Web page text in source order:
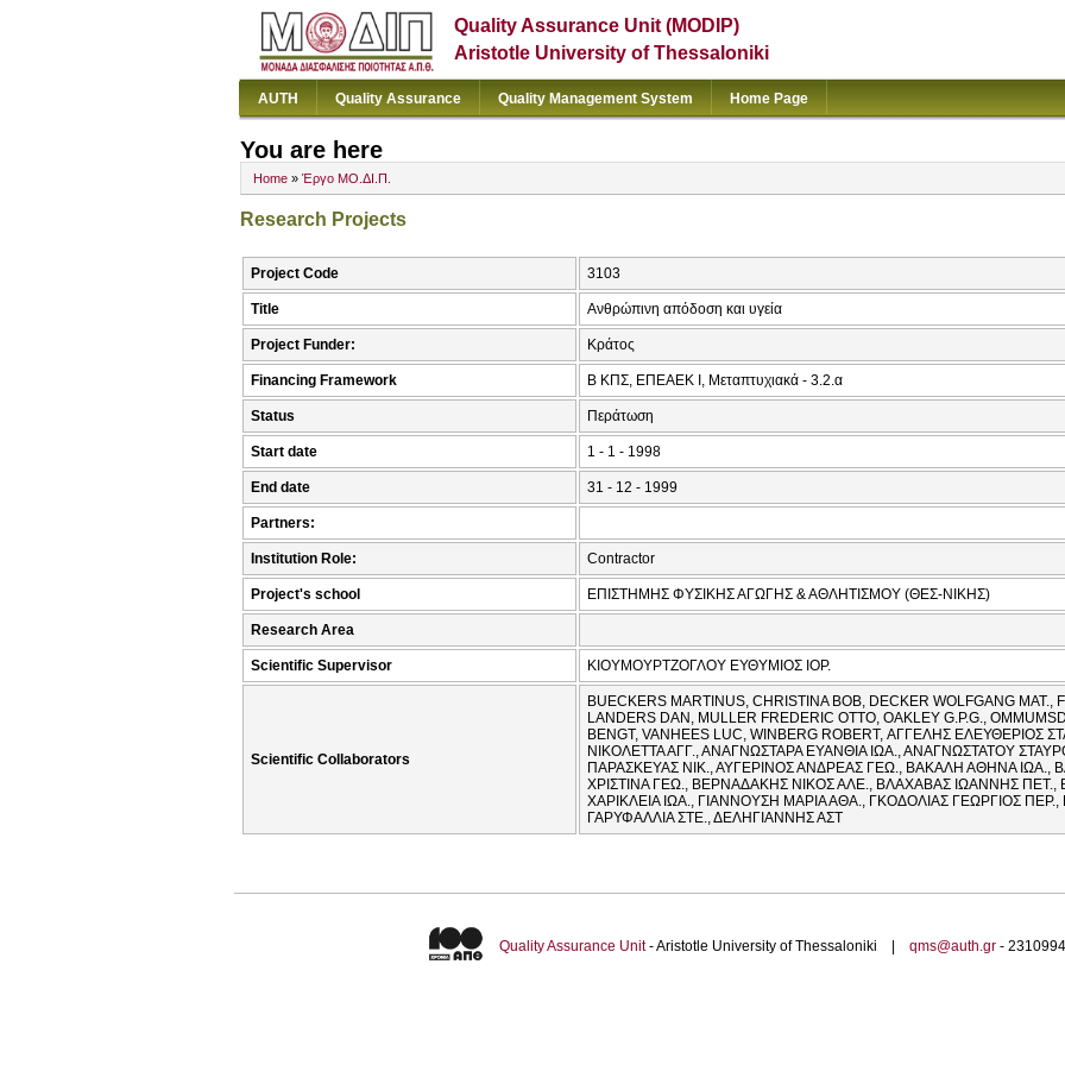
Quality Assurance Unit (MODIP)
Aristotle University of Thessaloniki
AUTH Quality Assurance Quality Management System Home Page
You are here
Home » Έργο ΜΟ.ΔΙ.Π.
Research Projects
Project Code 3103
Title Ανθρώπινη απόδοση και υγεία
Project Funder: Κράτος
Financing Framework Β ΚΠΣ, ΕΠΕΑΕΚ Ι, Μεταπτυχιακά - 3.2.α
Status Περάτωση
Start date 1 - 1 - 1998
End date 31 - 12 - 1999
Partners:
Institution Role: Contractor
Project's school ΕΠΙΣΤΗΜΗΣ ΦΥΣΙΚΗΣ ΑΓΩΓΗΣ & ΑΘΛΗΤΙΣΜΟΥ (ΘΕΣ-ΝΙΚΗΣ)
Research Area
Scientific Supervisor ΚΙΟΥΜΟΥΡΤΖΟΓΛΟΥ ΕΥΘΥΜΙΟΣ ΙΟΡ.
Scientific Collaborators
BUECKERS MARTINUS, CHRISTINA BOB, DECKER WOLFGANG MAT.,
LANDERS DAN, MULLER FREDERIC OTTO, OAKLEY G.P.G.,
BENGT, VANHEES LUC, WINBERG ROBERT, ΑΓΓΕΛΗΣ
ΝΙΚΟΛΕΤΤΑ ΑΓΓ., ΑΝΑΓΝΩΣΤΑΡΑ ΕΥΑΝΘΙΑ ΙΩΑ., ΑΝΑΓΝΩΣΤΑΤΟΥ
ΠΑΡΑΣΚΕΥΑΣ ΝΙΚ., ΑΥΓΕΡΙΝΟΣ ΑΝΔΡΕΑΣ ΓΕΩ., ΒΑΚΑΛΗ ΑΘΗΝΑ ΙΩΑ.,
ΧΡΙΣΤΙΝΑ ΓΕΩ., ΒΕΡΝΑΔΑΚΗΣ ΝΙΚΟΣ ΑΛΕ., ΒΛΑΧΑΒΑΣ ΙΩΑΝΝΗΣ
ΧΑΡΙΚΛΕΙΑ ΙΩΑ., ΓΙΑΝΝΟΥΣΗ ΜΑΡΙΑ ΑΘΑ., ΓΚΟΔΟΛΙΑΣ ΓΕΩΡΓΙΟΣ
ΓΑΡΥΦΑΛΛΙΑ ΣΤΕ., ΔΕΛΗΓΙΑΝΝΗΣ ΑΣΤ
Quality Assurance Unit- Aristotle University of Thessaloniki | qms@auth.gr-